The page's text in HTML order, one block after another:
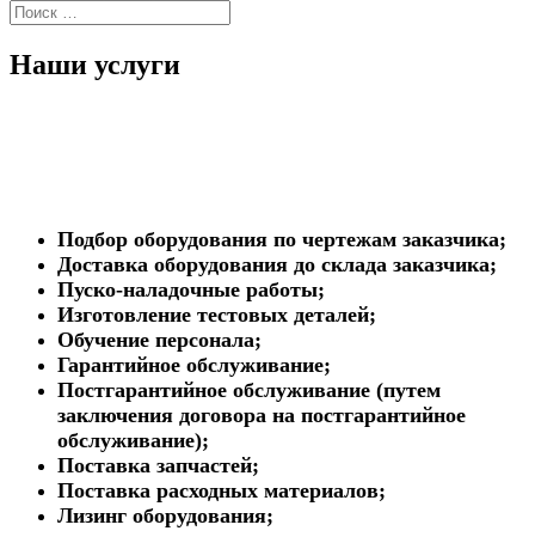
Наши услуги
Подбор оборудования по чертежам заказчика;
Доставка оборудования до склада заказчика;
Пуско-наладочные работы;
Изготовление тестовых деталей;
Обучение персонала;
Гарантийное обслуживание;
Постгарантийное обслуживание (путем
заключения договора на постгарантийное
обслуживание);
Поставка запчастей;
Поставка расходных материалов;
Лизинг оборудования;